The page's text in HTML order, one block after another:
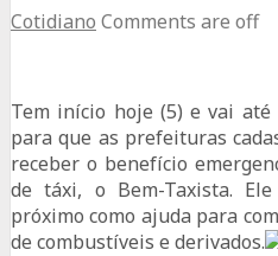
Cotidiano Comments are off
Tem início hoje (5) e vai
para que as prefeituras
receber o benefício
de táxi, o Bem-Taxista.
próximo como ajuda para
de combustíveis e derivados.